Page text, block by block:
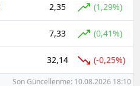
2,35 (1,29%)
7,33 (0,41%)
32,14 (-0,25%)
Son Güncellenme: 10.08.2026 18:10